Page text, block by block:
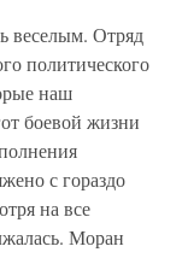
веселым. Отряд
политического
наш
боевой жизни
с гораздо
на все
Моран